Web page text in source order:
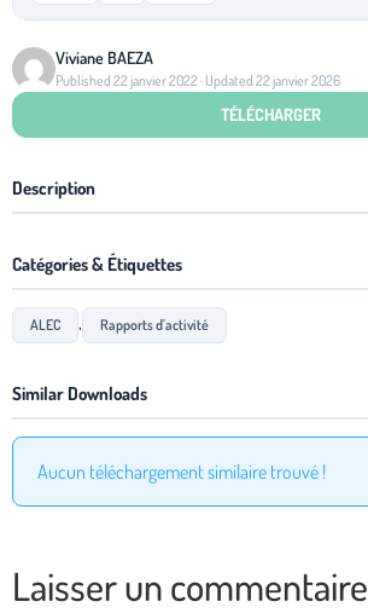
Viviane BAEZA
Published 22 janvier 2022 · Updated 22 janvier 2026
TÉLÉCHARGER
Description
Catégories & Étiquettes
ALEC , Rapports d'activité
Similar Downloads
Aucun téléchargement similaire trouvé !
Laisser un commentaire